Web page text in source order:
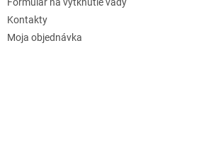
Kontakty
Moja objednávka